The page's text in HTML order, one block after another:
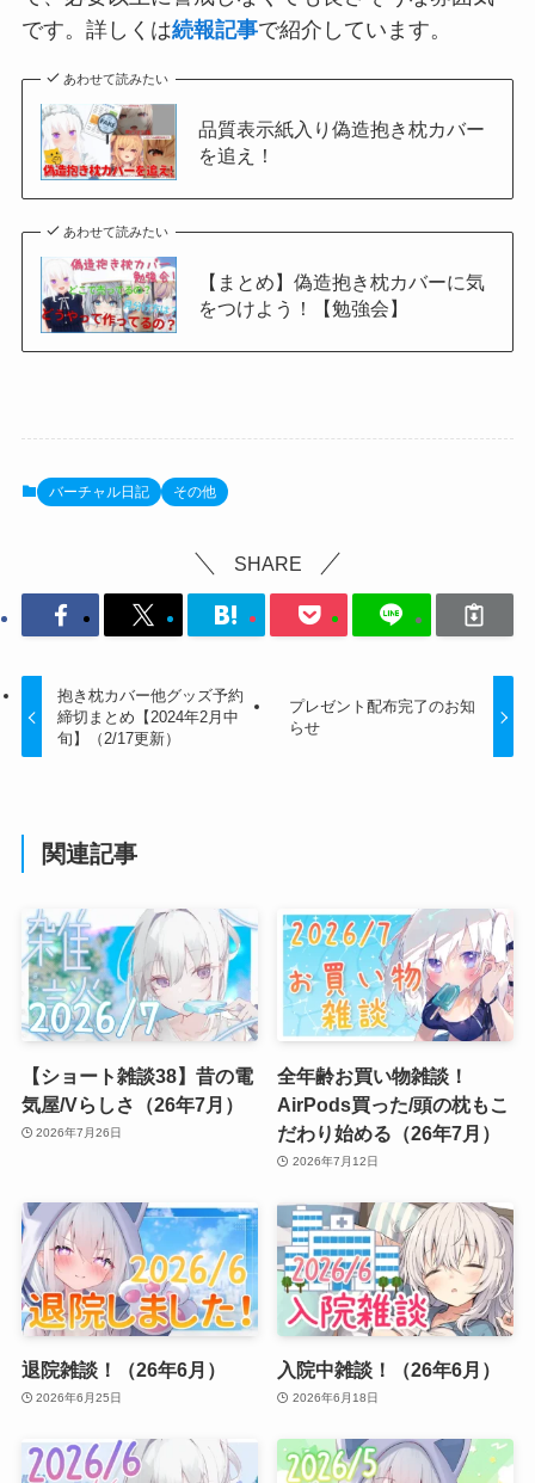
です。詳しくは続報記事で紹介しています。
あわせて読みたい
品質表示紙入り偽造抱き枕カバー
を追え！
あわせて読みたい
【まとめ】偽造抱き枕カバーに気
をつけよう！【勉強会】
バーチャル日記 その他
SHARE
抱き枕カバー他グッズ予約
締切まとめ【2024年2月中
旬】（2/17更新）
プレゼント配布完了のお知
らせ
関連記事
【ショート雑談38】昔の電
気屋/Vらしさ（26年7月）
2026年7月26日
全年齢お買い物雑談！
AirPods買った/頭の枕もこ
だわり始める（26年7月）
2026年7月12日
退院雑談！（26年6月）
2026年6月25日
入院中雑談！（26年6月）
2026年6月18日